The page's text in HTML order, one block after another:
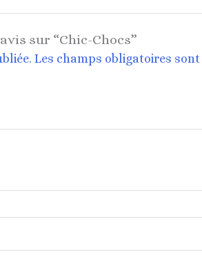
sur “Chic-Chocs”
Les champs obligatoires sont